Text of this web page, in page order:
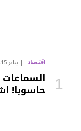
اقتصاد يناير 15, 2021
حاسوبا!